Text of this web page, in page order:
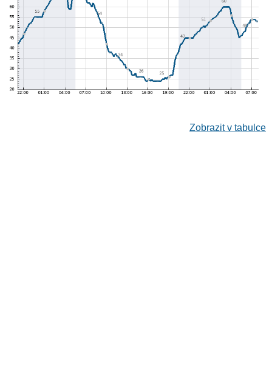
Zobrazit v tabulce